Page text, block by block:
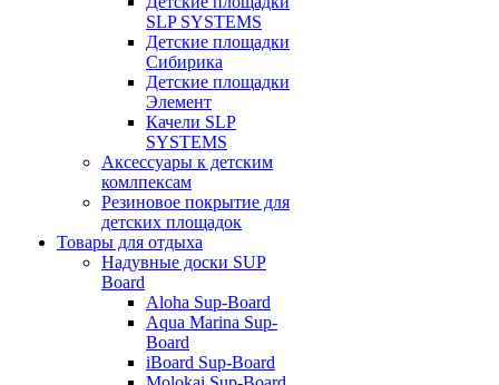
SLP SYSTEMS
Детские площадки
Сибирика
Детские площадки
Элемент
Качели SLP
SYSTEMS
Аксессуары к детским
комлпексам
Резиновое покрытие для
детских площадок
Товары для отдыха
Надувные доски SUP
Board
Aloha Sup-Board
Aqua Marina Sup-
Board
iBoard Sup-Board